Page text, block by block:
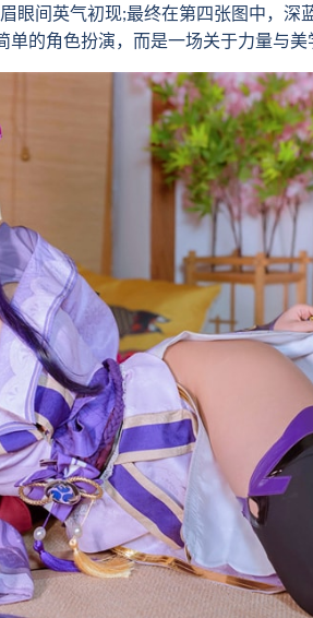
眼间英气初现;最终在第四张图中，深
的角色扮演，而是一场关于力量与美